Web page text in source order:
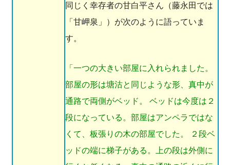
同じく幸存者の甘白平さん（藤永田では
「甘岬泉」）が次のように語っていま
す。
「一つの大きい部屋に入れられました。
部屋の形は塘沽と同じような形、真中が
通路で両側がベッド。 ベッドは今度は２
段になっている。部屋はアンペラではな
くて、板張りの木の部屋でした。 ２段ベ
ッドの端に梯子がある。上の段は外側に